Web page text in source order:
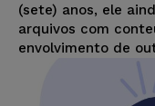
(sete) anos, ele
arquivos com
envolvimento de